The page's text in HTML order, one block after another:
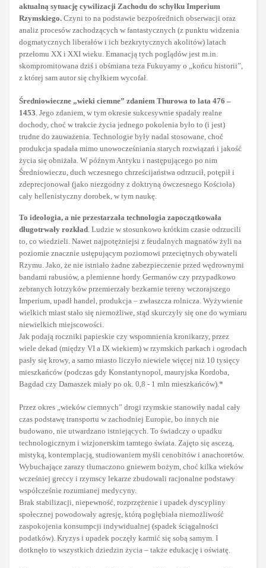
aktualną sytuację cywilizacji Zachodu do schyłku Imperium
Rzymskiego. Czyni to na podstawie bezpośrednich obserwacji oraz
analiz procesów zachodzących w fantastycznych (z punktu widzenia
dogmatycznych liberałów i ich bezkrytycznych akolitów) latach
przełomu XX i XXI wieku. Emanacją tych poglądów jest m.in.
skompromitowana dziś i obśmiana teza Fukuyamy o „końcu historii”,
z której sam autor się chyłkiem wycofał.
Średniowieczne „wieki ciemne” zdaniem Thurowa to lata 476 –
1453. Jego zdaniem, w tym okresie sukcesywnie spadały realne
dochody, choć w trakcie życia jednego pokolenia było to (i jest)
trudne do zauważenia. Technologie były nadal stosowane, choć
produkcja spadała mimo unowocześniania starych rozwiązań i jakość
życia się obniżała. W późnym Antyku i następującego po nim
Średniowieczu, duch wczesnego chrześcijaństwa odrzucił, potępił i
zdeprecjonował (jako niezgodny z doktryną ówczesnego Kościoła)
cały hellenistyczny dorobek, w tym naukę.
To ideologia, a nie przestarzała technologia zapoczątkowała
długotrwały rozkład. Ludzie w stosunkowo krótkim czasie odrzucili
to, co wiedzieli. Nawet najpotężniejsi z feudalnych magnatów żyli na
poziomie znacznie ustępującym poziomowi przeciętnych obywateli
Rzymu. Jako, że nie istniało żadne zabezpieczenie przed wędrownymi
bandami rabusiów, a plemienne hordy Germanów czy przypadkowo
zebranych łotrzyków przemierzały bezkarnie tereny wczorajszego
Imperium, upadł handel, produkcja – zwłaszcza rolnicza. Wyżywienie
wielkich miast stało się niemożliwe, stąd skurczyły się one do wymiaru
niewielkich miejscowości.
Jak podają roczniki papieskie czy wspomnienia kronikarzy, przez
wiele dekad (między VI a IX wiekiem) w rzymskich parkach i ogrodach
pasły się krowy, a samo miasto liczyło niewiele więcej niż 10 tysięcy
mieszkańców (podczas gdy Konstantynopol, mauryjska Kordoba,
Bagdad czy Damaszek miały po ok. 0,8 - 1 mln mieszkańców).*
Przez okres „wieków ciemnych” drogi rzymskie stanowiły nadal cały
czas podstawę transportu w zachodniej Europie, bo innych nie
budowano, nie utwardzano istniejących. To świadczy o upadku
technologicznym i wizjonerskim tamtego świata. Zajęto się ascezą,
mistyką, kontemplacją, studiowaniem myśli cenobitów i anachoretów.
Wybuchające zarazy tłumaczono gniewem bożym, choć kilka wieków
wcześniej greccy i rzymscy lekarze zbudowali racjonalne podstawy
współcześnie rozumianej medycyny.
Brak stabilizacji, niepewność, rozprzężenie i upadek dyscypliny
społecznej powodowały agresję, którą pogłębiała niemożliwość
zaspokojenia konsumpcji indywidualnej (spadek ściągalności
podatków). Kryzys i upadek poczęły karmić się sobą samym. I
dotknęło to wszystkich dziedzin życia – także edukację i oświatę.